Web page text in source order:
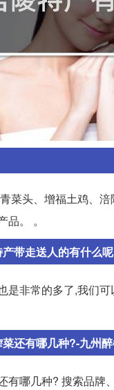
菜头、增福土鸡、
。 。
带走送人的有什么
是非常的多了,我们
还有哪几种?-九州
有哪几种? 搜索品牌